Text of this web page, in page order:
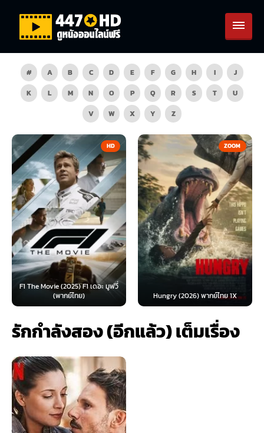
# A B C D E F G H I
J
K
L M N O P Q R S T
U
V
W X Y Z
HD
F1 The Movie (2025) F1 เดอะ มูฟวี่
(พากย์ไทย)
ZOOM
Hungry (2026) พากย์ไทย 1X
รักกำลังสอง (อีกแล้ว) เต็มเรื่อง